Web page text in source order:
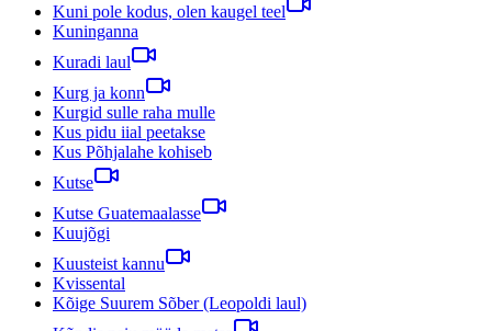
Kuni pole kodus, olen kaugel teel
Kuninganna
Kuradi laul
Kurg ja konn
Kurgid sulle raha mulle
Kus pidu iial peetakse
Kus Põhjalahe kohiseb
Kutse
Kutse Guatemaalasse
Kuujõgi
Kuusteist kannu
Kvissental
Kõige Suurem Sõber (Leopoldi laul)